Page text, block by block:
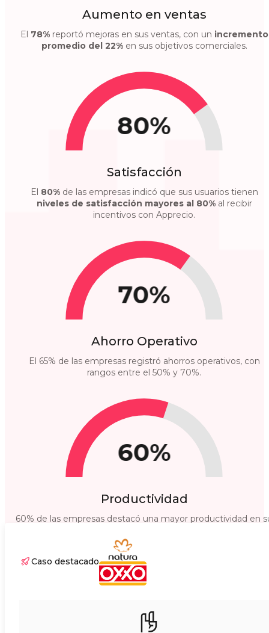
Aumento en ventas
El 78%reportó mejoras en sus ventas, con un incremento
promedio del 22%en sus objetivos comerciales.
80%
Satisfacción
El 80%de las empresas indicó que sus usuarios tienen
niveles de satisfacción mayores al 80%al recibir
incentivos con Apprecio.
70%
Ahorro Operativo
El 65% de las empresas registró ahorros operativos, con
rangos entre el 50% y 70%.
60%
Productividad
60% de las empresas destacó una mayor productividad en
Caso destacado